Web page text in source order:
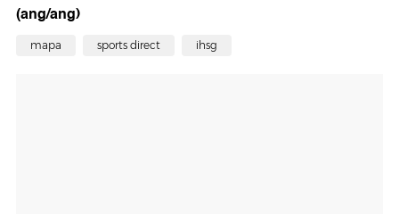
(ang/ang)
mapa sports direct ihsg